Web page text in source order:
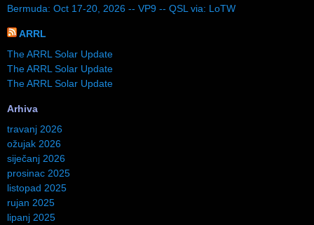
Bermuda: Oct 17-20, 2026 -- VP9 -- QSL via: LoTW
ARRL
The ARRL Solar Update
The ARRL Solar Update
The ARRL Solar Update
Arhiva
travanj 2026
ožujak 2026
siječanj 2026
prosinac 2025
listopad 2025
rujan 2025
lipanj 2025